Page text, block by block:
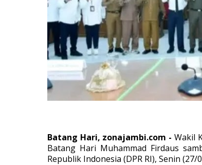
Batang Hari, zonajambi.com - Wakil
Batang Hari Muhammad Firdaus
Republik Indonesia (DPR RI), Senin (27/